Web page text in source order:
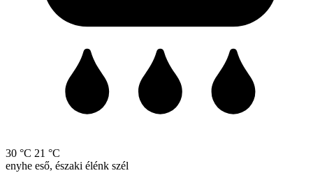
30 °C 21 °C
enyhe eső, északi élénk szél